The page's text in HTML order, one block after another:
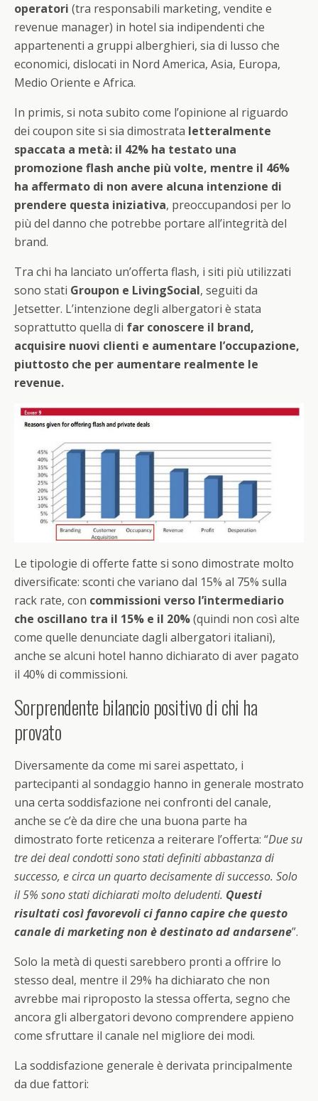
operatori (tra responsabili marketing, vendite e
revenue manager) in hotel sia indipendenti che
appartenenti a gruppi alberghieri, sia di lusso che
economici, dislocati in Nord America, Asia, Europa,
Medio Oriente e Africa.
In primis, si nota subito come l’opinione al riguardo
dei coupon site si sia dimostrata letteralmente
spaccata a metà: il 42% ha testato una
promozione flash anche più volte, mentre il 46%
ha affermato di non avere alcuna intenzione di
prendere questa iniziativa, preoccupandosi per lo
più del danno che potrebbe portare all’integrità del
brand.
Tra chi ha lanciato un’offerta flash, i siti più utilizzati
sono stati Groupon e LivingSocial, seguiti da
Jetsetter. L’intenzione degli albergatori è stata
soprattutto quella di far conoscere il brand,
acquisire nuovi clienti e aumentare l’occupazione,
piuttosto che per aumentare realmente le
revenue.
Le tipologie di offerte fatte si sono dimostrate molto
diversificate: sconti che variano dal 15% al 75% sulla
rack rate, con commissioni verso l’intermediario
che oscillano tra il 15% e il 20%(quindi non così alte
come quelle denunciate dagli albergatori italiani),
anche se alcuni hotel hanno dichiarato di aver pagato
il 40% di commissioni.
Sorprendente bilancio positivo di chi ha
provato
Diversamente da come mi sarei aspettato, i
partecipanti al sondaggio hanno in generale mostrato
una certa soddisfazione nei confronti del canale,
anche se c’è da dire che una buona parte ha
dimostrato forte reticenza a reiterare l’offerta: “Due su
tre dei deal condotti sono stati definiti abbastanza di
successo, e circa un quarto decisamente di successo. Solo
il 5% sono stati dichiarati molto deludenti. Questi
risultati così favorevoli ci fanno capire che questo
canale di marketing non è destinato ad andarsene”.
Solo la metà di questi sarebbero pronti a offrire lo
stesso deal, mentre il 29% ha dichiarato che non
avrebbe mai riproposto la stessa offerta, segno che
ancora gli albergatori devono comprendere appieno
come sfruttare il canale nel migliore dei modi.
La soddisfazione generale è derivata principalmente
da due fattori: